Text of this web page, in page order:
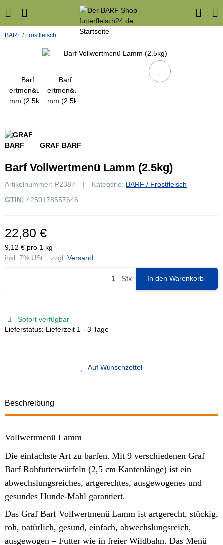
BARF / Frostfleisch
GRAF BARF
Barf Vollwertmenü Lamm (2.5kg)
Artikelnummer: P2387 Kategorie: BARF / Frostfleisch
GTIN: 4250178557646
22,80 €
9,12 € pro 1 kg
inkl. 7% USt. , zzgl. Versand
Stk In den Warenkorb
Sofort verfügbar
Lieferstatus: Lieferzeit 1 - 3 Tage
Auf Wunschzettel
Beschreibung
Vollwertmenü Lamm
Die einfachste Art zu barfen. Mit 9 verschiedenen Graf
Barf Rohfutterwürfeln (2,5 cm Kantenlänge) ist ein
abwechslungsreiches, artgerechtes, ausgewogenes und
gesundes Hunde-Mahl garantiert.
Das Graf Barf Vollwertmenü Lamm ist artgerecht, stückig,
roh, natürlich, gesund, einfach, abwechslungsreich,
ausgewogen – Futter wie in freier Wildbahn. Das Menü